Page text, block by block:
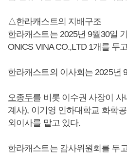
△한라캐스트의 지배구조
한라캐스트는 2025년 9월30일
ONICS VINA CO.,LTD 1개를 두
한라캐스트의 이사회는 2025년
오종두를 비롯 이수권 사장이
계사), 이기영 인하대학교 화학
외이사를 맡고 있다.
한라캐스트는 감사위원회를 두